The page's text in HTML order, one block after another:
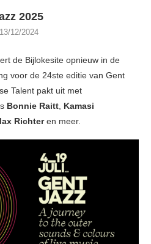
2025
13/12/2024
de Bijlokesite opnieuw in de
voor de 24ste editie van Gent
Talent pakt uit met
Bonnie Raitt, Kamasi
Richteren meer.